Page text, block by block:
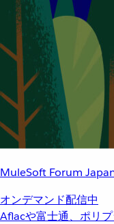
MuleSoft Forum
オンデマンド配信中
Aflacや富士通、ポリ